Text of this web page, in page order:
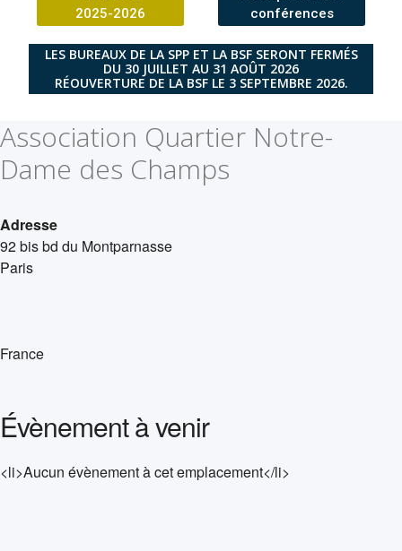
2025-2026
conférences
LES BUREAUX DE LA SPP ET LA BSF SERONT FERMÉS
DU 30 JUILLET AU 31 AOÛT 2026
RÉOUVERTURE DE LA BSF LE 3 SEPTEMBRE 2026.
Association Quartier Notre-
Dame des Champs
Adresse
92 bis bd du Montparnasse
Paris
France
Évènement à venir
<li>Aucun évènement à cet emplacement</li>